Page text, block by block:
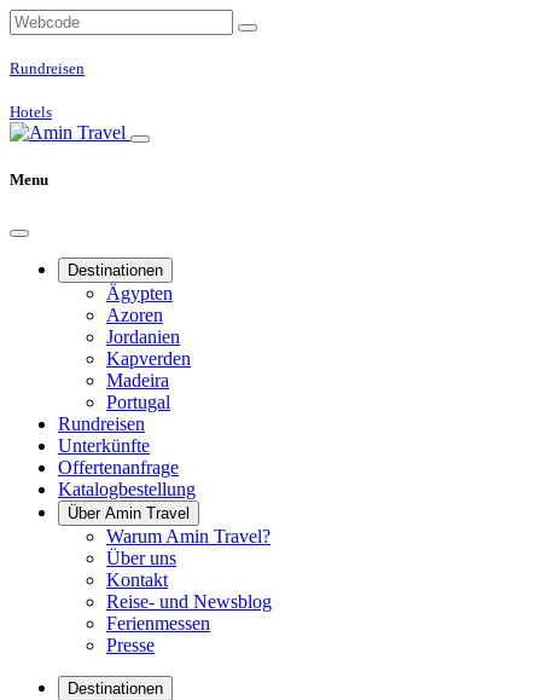
Rundreisen
Hotels
Menu
Destinationen
Ägypten
Azoren
Jordanien
Kapverden
Madeira
Portugal
Rundreisen
Unterkünfte
Offertenanfrage
Katalogbestellung
Über Amin Travel
Warum Amin Travel?
Über uns
Kontakt
Reise- und Newsblog
Ferienmessen
Presse
Destinationen